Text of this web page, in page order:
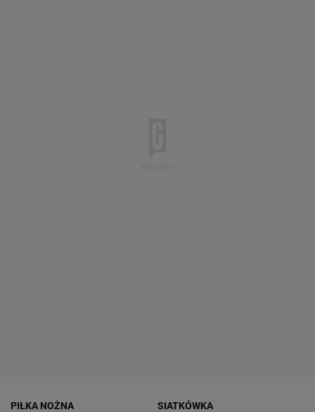
PIŁKA NOŻNA SIATKÓWKA